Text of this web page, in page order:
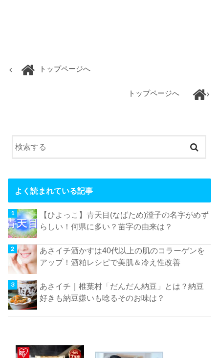
トップページへ
トップページへ
よく読まれている記事
【ひよっこ】青天目(なばため)澄子の名字がめず
らしい！何県に多い？苗字の由来は？
あさイチ酒かすは40代以上の肌のコラーゲンを
アップ！酒粕レシピで美肌＆冷え性改善
あさイチ｜椎葉村「だんだん納豆」とは？納豆
好きも納豆嫌いも唸るそのお味は？